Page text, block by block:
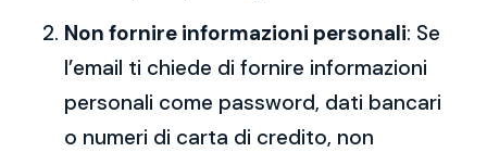
Non fornire informazioni personali: Se
l’email ti chiede di fornire informazioni
personali come password, dati bancari
o numeri di carta di credito, non